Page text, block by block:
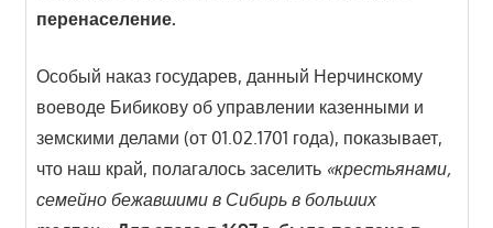
перенаселение.
Особый наказ государев, данный Нерчинскому
воеводе Бибикову об управлении казенными и
земскими делами (от 01.02.1701 года), показывает,
что наш край, полагалось заселить «крестьянами,
семейно бежавшими в Сибирь в больших